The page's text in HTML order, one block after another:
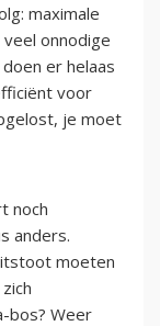
maximale
onnodige
er helaas
voor
je moet
noch
anders.
moeten
bos? Weer